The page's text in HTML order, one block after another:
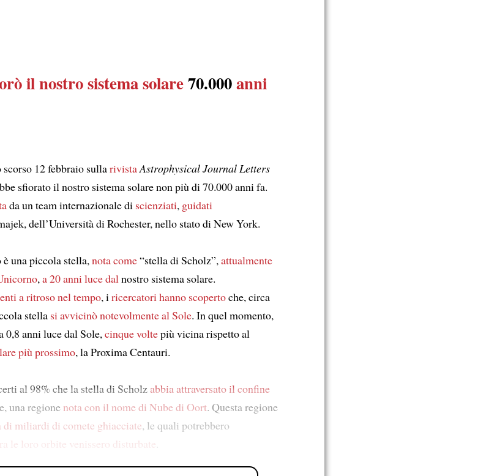
il nostro sistema solare70.000anni
scorso 12 febbraio sullarivistaAstrophysical Journal Letters
sfiorato il nostro sistema solare non più di 70.000 anni fa.
da un team internazionale di scienziati, guidati
dell’Università di Rochester, nello stato di New York.
una piccola stella,nota come“stella di Scholz”,attualmente
,a 20 anni luce dalnostro sistema solare.
a ritroso nel tempo, iricercatorihanno scopertoche, circa
stella si avvicinò notevolmente al Sole. In quel momento,
0,8 anni luce dal Sole,cinque voltepiù vicina rispetto al
più prossimo, la Proxima Centauri.
al 98% che la stella di Scholzabbia attraversato il confine
una regione nota con il nome di Nube di Oort. Questa regione
miliardi di comete ghiacciate, le quali potrebbero
le loro orbite venissero disturbate